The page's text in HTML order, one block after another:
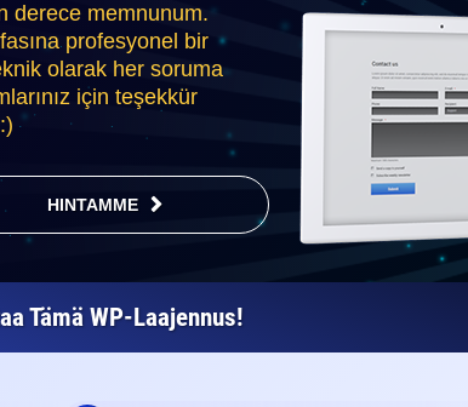
derece memnunum.
profesyonel bir
olarak her soruma
için teşekkür
HINTAMME
Tämä WP-Laajennus!